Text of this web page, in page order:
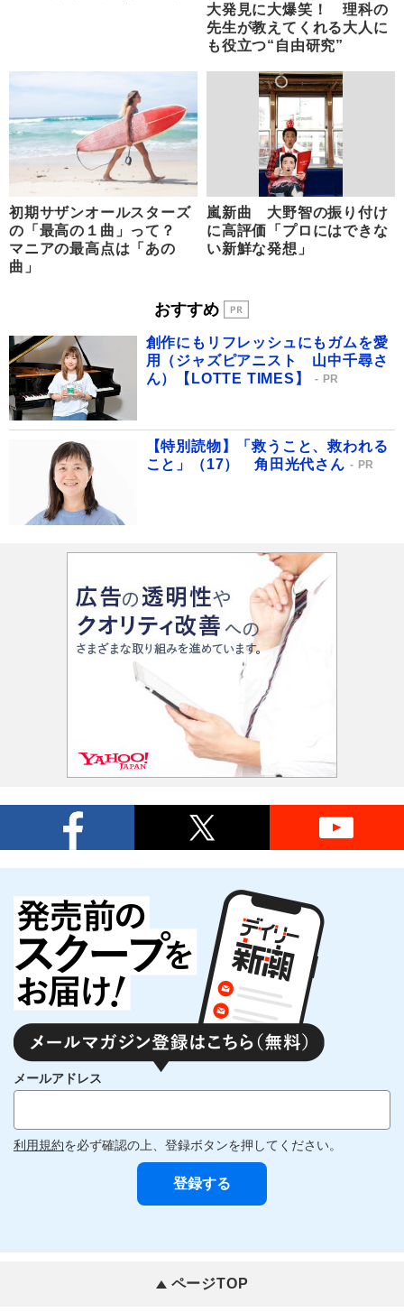
大発見に大爆笑！ 理科の
先生が教えてくれる大人に
も役立つ“自由研究”
初期サザンオールスターズ
の「最高の１曲」って？
マニアの最高点は「あの
曲」
嵐新曲 大野智の振り付け
に高評価「プロにはできな
い新鮮な発想」
おすすめ
創作にもリフレッシュにもガムを愛
用（ジャズピアニスト 山中千尋さ
ん）【LOTTE TIMES】
PR
【特別読物】「救うこと、救われる
こと」（17） 角田光代さん
PR
メールアドレス
利用規約を必ず確認の上、登録ボタンを押してください。
ページTOP